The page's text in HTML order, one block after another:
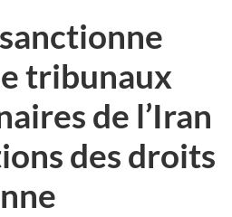
tribunaux
de l’Iran
des droits